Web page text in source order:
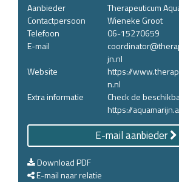
Aanbieder
Therapeuticum
Contactpersoon
Wieneke Groot
Telefoon
06-15270659
E-mail
jn.nl
Website
https://
n.nl
Extra informatie
Check de
https://
E-mail aanbieder
Download PDF
E-mail naar relatie